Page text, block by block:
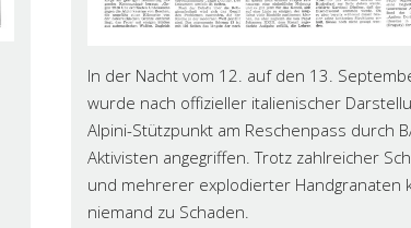
In der Nacht vom 12. auf den 13.
wurde nach offizieller italienischer
Alpini-Stützpunkt am Reschenpass durch
Aktivisten angegriffen. Trotz zahlreicher
und mehrerer explodierter Handgranaten
niemand zu Schaden.